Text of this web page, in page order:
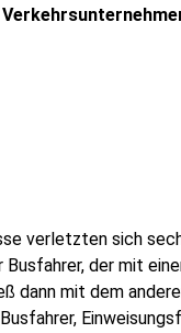
verletzten sich
der mit
dann mit dem